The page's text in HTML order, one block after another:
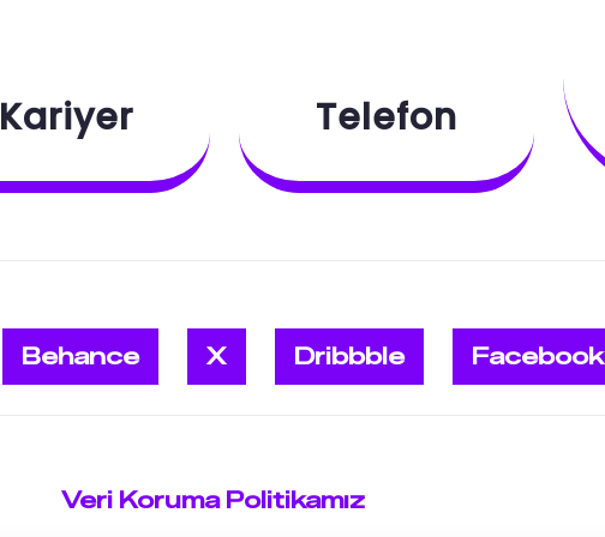
Kariyer Telefon
Behance X Dribbble Facebook
Veri Koruma Politikamız